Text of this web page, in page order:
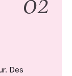
Des